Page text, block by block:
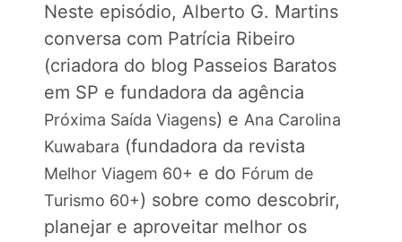
Neste episódio, Alberto G. Martins
conversa com Patrícia Ribeiro
(criadora do blog Passeios Baratos
em SP e fundadora da agência
⁠Próxima Saída Viagens⁠) e ⁠Ana Carolina
Kuwabara⁠ (fundadora da revista
⁠Melhor Viagem 60+⁠ e do ⁠Fórum de
Turismo 60+⁠) sobre como descobrir,
planejar e aproveitar melhor os